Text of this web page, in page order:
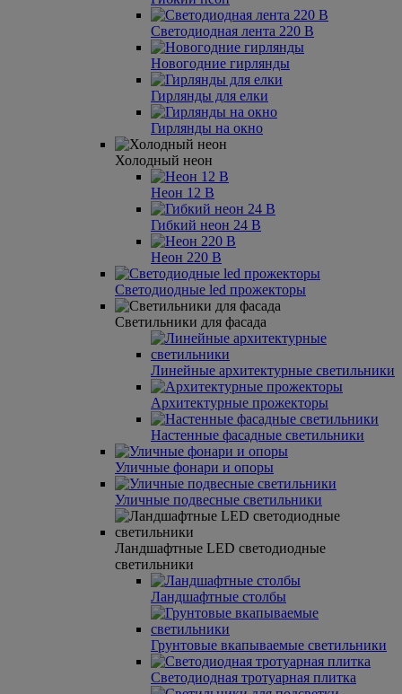
Светодиодная лента 220 В
Новогодние гирлянды
Гирлянды для елки
Гирлянды на окно
Холодный неон
Неон 12 В
Гибкий неон 24 В
Неон 220 В
Светодиодные led прожекторы
Светильники для фасада
Линейные архитектурные светильники
Архитектурные прожекторы
Настенные фасадные светильники
Уличные фонари и опоры
Уличные подвесные светильники
Ландшафтные LED светодиодные
светильники
Ландшафтные столбы
Грунтовые вкапываемые светильники
Светодиодная тротуарная плитка